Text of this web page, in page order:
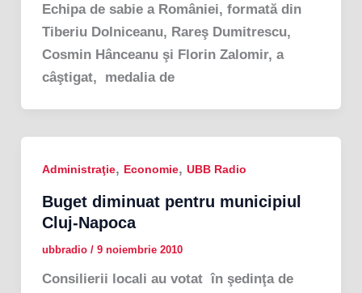
Echipa de sabie a României, formată din
Tiberiu Dolniceanu, Rareş Dumitrescu,
Cosmin Hânceanu şi Florin Zalomir, a
câştigat, medalia de
Administraţie, Economie, UBB Radio
Buget diminuat pentru municipiul
Cluj-Napoca
ubbradio / 9 noiembrie 2010
Consilierii locali au votat în şedinţa de